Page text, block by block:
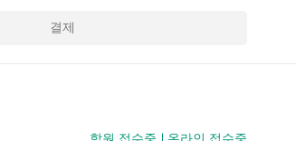
결제